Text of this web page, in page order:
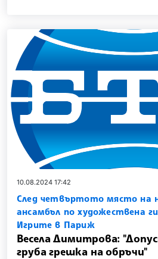
10.08.2024 17:42
След четвъртото място на
ансамбъл по художествена
Игрите в Париж
Весела Димитрова:
груба грешка на обръчи"